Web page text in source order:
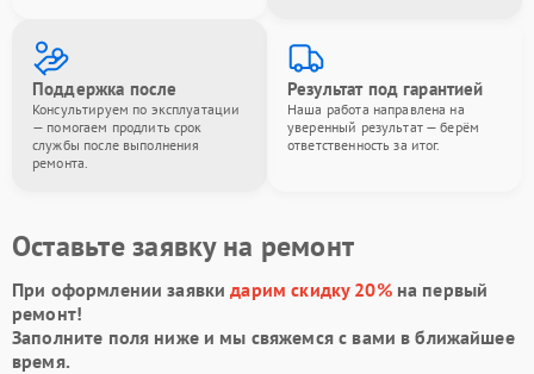
Поддержка после
Консультируем по эксплуатации
— помогаем продлить срок
службы после выполнения
ремонта.
Результат под гарантией
Наша работа направлена на
уверенный результат — берём
ответственность за итог.
Оставьте заявку на ремонт
При оформлении заявкидарим скидку 20%на первый
ремонт!
Заполните поля ниже и мы свяжемся с вами в ближайшее
время.